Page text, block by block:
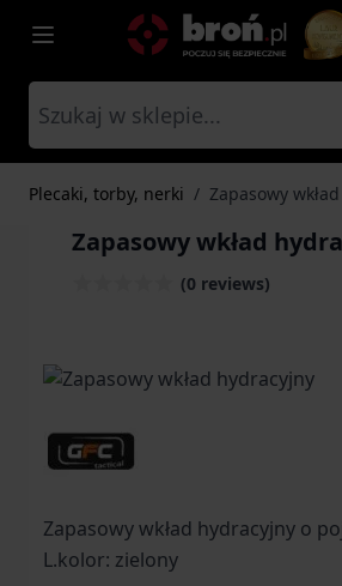
Przejdź do treści
Plecaki, torby, nerki / Zapasowy
Zapasowy wkład
(0 reviews)
Zapasowy wkład hydracyjny o
L.kolor: zielony